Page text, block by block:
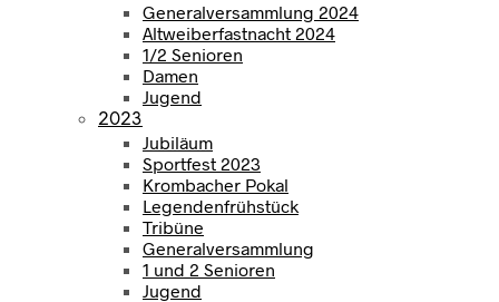
Generalversammlung 2024
Altweiberfastnacht 2024
1/2 Senioren
Damen
Jugend
2023
Jubiläum
Sportfest 2023
Krombacher Pokal
Legendenfrühstück
Tribüne
Generalversammlung
1 und 2 Senioren
Jugend